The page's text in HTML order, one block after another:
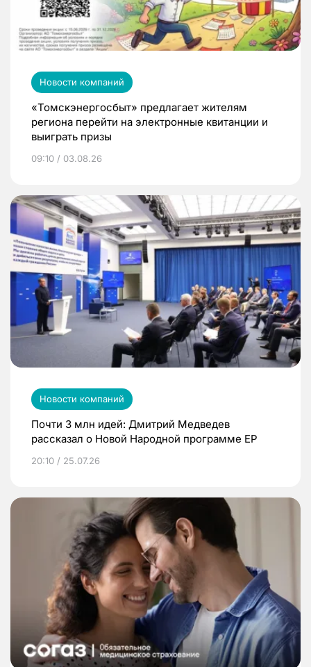
Новости компаний
«Томскэнергосбыт» предлагает жителям
региона перейти на электронные квитанции и
выиграть призы
09:10 / 03.08.26
Новости компаний
Почти 3 млн идей: Дмитрий Медведев
рассказал о Новой Народной программе ЕР
20:10 / 25.07.26